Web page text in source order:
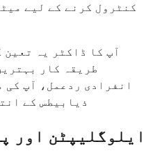
کنٹرول کرنے کے لیے
آپ کا ڈاکٹر یہ تعین
طریقہ کار
انفرادی ردعمل، آپ کی
ذیابیطس کے
ایلوگلیپٹن اور